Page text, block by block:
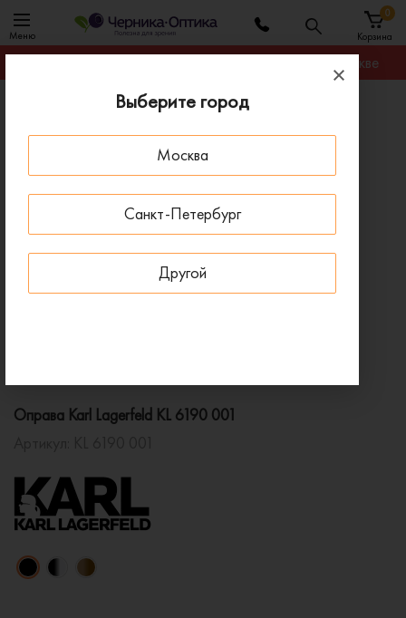
Выберите город
Москва
Санкт-Петербург
Другой
Меню Корзина
0
Гарантируем лучшую цену на любую оправу в Москве
Оправы для очков
Оправа Karl Lagerfeld KL 6190 001
Оправа Karl Lagerfeld KL 6190 001
ДОСТАВКА 1-4 ДНЯ